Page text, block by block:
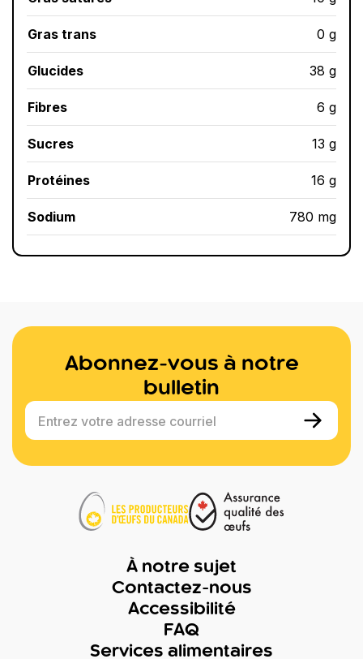
Gras trans 0 g
Glucides 38 g
Fibres 6 g
Sucres 13 g
Protéines 16 g
Sodium 780 mg
Abonnez-vous à notre
bulletin
Entrez votre adresse courriel
À notre sujet
Contactez-nous
Accessibilité
FAQ
Services alimentaires